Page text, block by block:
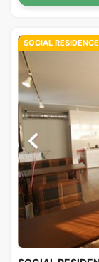
SOCIAL RESIDENCE